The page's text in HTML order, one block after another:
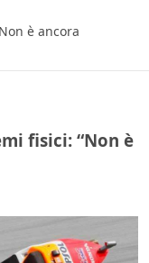
è ancora
fisici: “Non è